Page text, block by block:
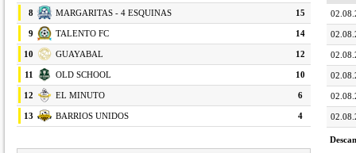
8 MARGARITAS - 4 ESQUINAS 15
9 TALENTO FC 14
10 GUAYABAL 12
11 OLD SCHOOL 10
12 EL MINUTO 6
13 BARRIOS UNIDOS 4